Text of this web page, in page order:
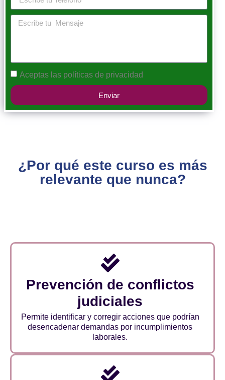
Aceptas las políticas de privacidad
Enviar
¿Por qué este curso es más
relevante que nunca?
Prevención de conflictos
judiciales
Permite identificar y corregir acciones que podrían
desencadenar demandas por incumplimientos
laborales.